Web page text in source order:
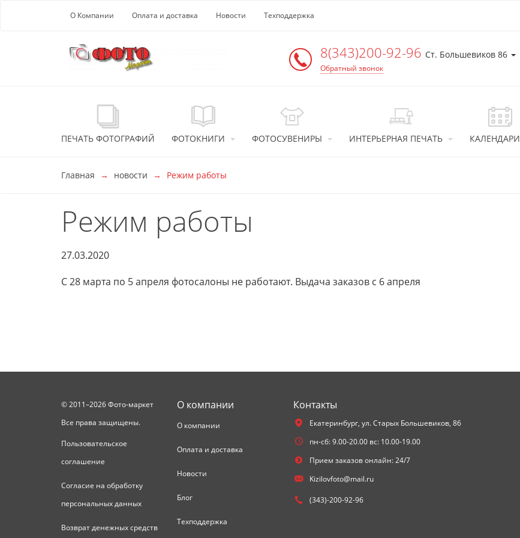
Перейти к основной информации
О Компании Оплата и доставка Новости Техподдержка
8(343)200-92-96 Ст. Большевиков 86
Обратный звонок
ПЕЧАТЬ ФОТОГРАФИЙ ФОТОКНИГИ ФОТОСУВЕНИРЫ ИНТЕРЬЕРНАЯ ПЕЧАТЬ КАЛЕНДАРИ
Главная новости Режим работы
Режим работы
27.03.2020
С 28 марта по 5 апреля фотосалоны не работают. Выдача заказов с 6 апреля
© 2011–2026 Фото-маркет
Все права защищены.
Пользовательское
соглашение
Согласие на обработку
персональных данных
Возврат денежных средств
О компании
О компании
Оплата и доставка
Новости
Блог
Техподдержка
Контакты
Екатеринбург, ул. Старых Большевиков, 86
пн-сб: 9.00-20.00 вс: 10.00-19.00
Прием заказов онлайн: 24/7
Kizilovfoto@mail.ru
(343)-200-92-96